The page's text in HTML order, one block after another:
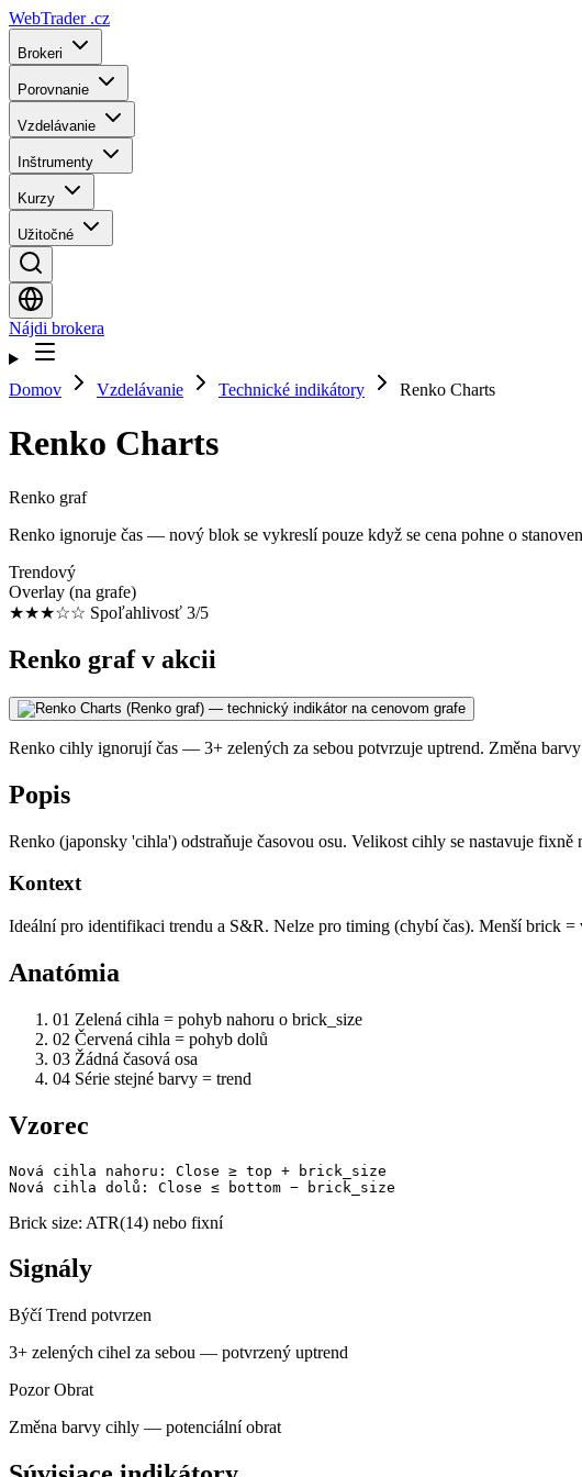
WebTrader .cz
Brokeri
Porovnanie
Vzdelávanie
Inštrumenty
Kurzy
Užitočné
Nájdi brokera
Domov Vzdelávanie Technické indikátory Renko Charts
Renko Charts
Renko graf
Renko ignoruje čas — nový blok se vykreslí pouze když se cena pohne o
Trendový
Overlay (na grafe)
★★★☆☆ Spoľahlivosť 3/5
Renko graf v akcii
Renko cihly ignorují čas — 3+ zelených za sebou potvrzuje uptrend. Změna
Popis
Renko (japonsky 'cihla') odstraňuje časovou osu. Velikost cihly se nastavuje
Kontext
Ideální pro identifikaci trendu a S&R. Nelze pro timing (chybí čas). Menší brick =
Anatómia
01 Zelená cihla = pohyb nahoru o brick_size
02 Červená cihla = pohyb dolů
03 Žádná časová osa
04 Série stejné barvy = trend
Vzorec
Nová cihla nahoru: Close ≥ top + brick_size
Nová cihla dolů: Close ≤ bottom − brick_size
Brick size: ATR(14) nebo fixní
Signály
BýčíTrend potvrzen
3+ zelených cihel za sebou — potvrzený uptrend
PozorObrat
Změna barvy cihly — potenciální obrat